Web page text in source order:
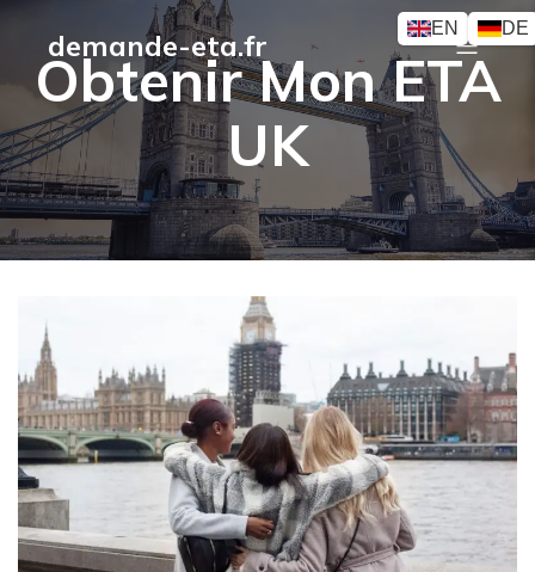
demande-eta.fr
Obtenir Mon ETA
UK
EN DE